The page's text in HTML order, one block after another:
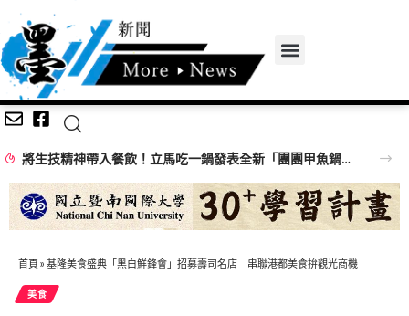
將生技精神帶入餐飲！立馬吃一鍋發表全新「團團甲魚鍋」 搶攻特色鍋物市場
首頁 » 基隆美食盛典「黑白鮮鋒會」招募壽司名店 串聯港都美食拚觀光商機
美食